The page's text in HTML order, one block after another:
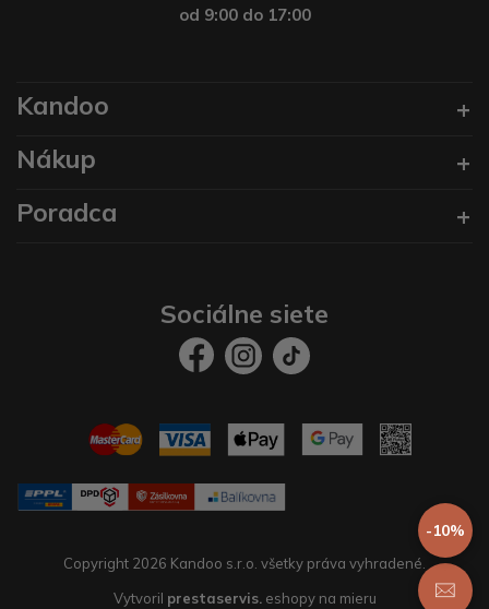
-10%
od 9:00 do 17:00
Kandoo
Nákup
Poradca
Sociálne siete
Copyright 2026 Kandoo s.r.o. všetky práva vyhradené.
Vytvoril prestaservis. eshopy na mieru